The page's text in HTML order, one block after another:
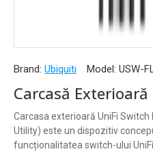
Brand: Ubiquiti Model: USW-
Carcasa exterioară UniFi Switch
Utility) este un dispozitiv
funcționalitatea switch-ului